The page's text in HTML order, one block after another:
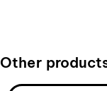
Other